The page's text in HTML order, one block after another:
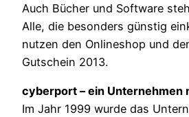
Auch Bücher und Software
Alle, die besonders günstig
nutzen den Onlineshop und
Gutschein 2013.
cyberport – ein Unternehmen
Im Jahr 1999 wurde das